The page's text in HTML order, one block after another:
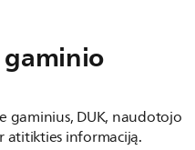
gaminius, DUK, naudotojo
atitikties informaciją.